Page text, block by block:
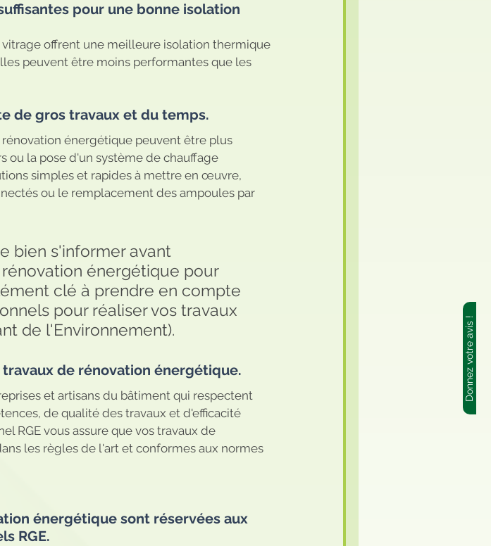
Donnez votre avis !
pour une bonne isolation
vitrage offrent une meilleure isolation thermique
peuvent être moins performantes que les
de gros travaux et du temps.
ou la pose d'un système de chauffage
simples et rapides à mettre en œuvre,
ou le remplacement des ampoules par
bien s'informer avant
énergétique pour
clé à prendre en compte
pour réaliser vos travaux
de l'Environnement).
de rénovation énergétique.
et artisans du bâtiment qui respectent
de qualité des travaux et d'efficacité
RGE vous assure que vos travaux de
les règles de l'art et conformes aux normes
énergétique sont réservées aux
RGE.